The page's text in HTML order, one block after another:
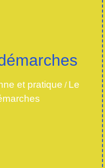
et pratique / Le